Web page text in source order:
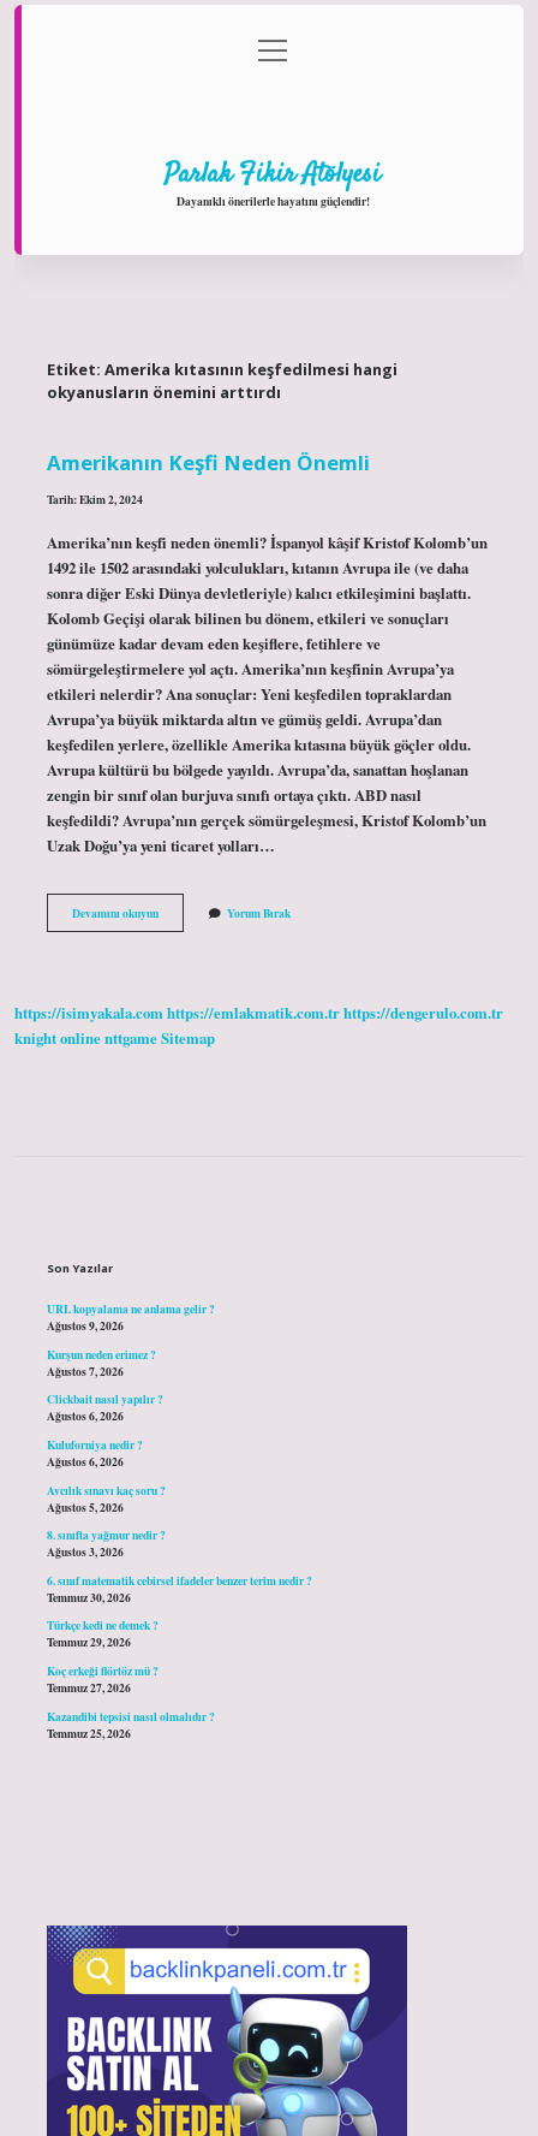
Gizlilik Politikası
menüyü
aç
Parlak Fikir Atölyesi
Dayanıklı önerilerle hayatını güçlendir!
Etiket: Amerika kıtasının keşfedilmesi hangi
okyanusların önemini arttırdı
Amerikanın Keşfi Neden Önemli
Tarih: Ekim 2, 2024
Amerika’nın keşfi neden önemli? İspanyol kâşif Kristof Kolomb’un
1492 ile 1502 arasındaki yolculukları, kıtanın Avrupa ile (ve daha
sonra diğer Eski Dünya devletleriyle) kalıcı etkileşimini başlattı.
Kolomb Geçişi olarak bilinen bu dönem, etkileri ve sonuçları
günümüze kadar devam eden keşiflere, fetihlere ve
sömürgeleştirmelere yol açtı. Amerika’nın keşfinin Avrupa’ya
etkileri nelerdir? Ana sonuçlar: Yeni keşfedilen topraklardan
Avrupa’ya büyük miktarda altın ve gümüş geldi. Avrupa’dan
keşfedilen yerlere, özellikle Amerika kıtasına büyük göçler oldu.
Avrupa kültürü bu bölgede yayıldı. Avrupa’da, sanattan hoşlanan
zengin bir sınıf olan burjuva sınıfı ortaya çıktı. ABD nasıl
keşfedildi? Avrupa’nın gerçek sömürgeleşmesi, Kristof Kolomb’un
Uzak Doğu’ya yeni ticaret yolları…
Devamını okuyunAmerikanın
Keşfi
Yorum Bırak
https://isimyakala.comhttps://emlakmatik.com.trhttps://dengerulo.com.tr
knight onlinenttgameSitemap
Son Yazılar
URL kopyalama ne anlama gelir ?
Ağustos 9, 2026
Kurşun neden erimez ?
Ağustos 7, 2026
Clickbait nasıl yapılır ?
Ağustos 6, 2026
Kuluforniya nedir ?
Ağustos 6, 2026
Avcılık sınavı kaç soru ?
Ağustos 5, 2026
8. sınıfta yağmur nedir ?
Ağustos 3, 2026
6. sınıf matematik cebirsel ifadeler benzer terim nedir ?
Temmuz 30, 2026
Türkçe kedi ne demek ?
Temmuz 29, 2026
Koç erkeği flörtöz mü ?
Temmuz 27, 2026
Kazandibi tepsisi nasıl olmalıdır ?
Temmuz 25, 2026